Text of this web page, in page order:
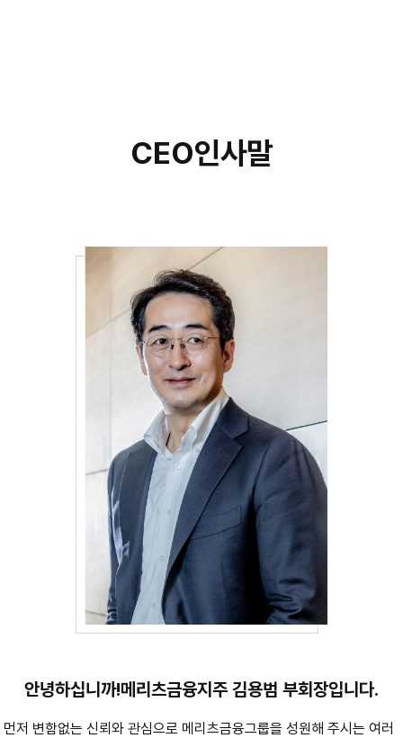
CEO인사말
안녕하십니까!메리츠금융지주 김용범 부회장입니다.
먼저 변함없는 신뢰와 관심으로 메리츠금융그룹을 성원해 주시는 여러